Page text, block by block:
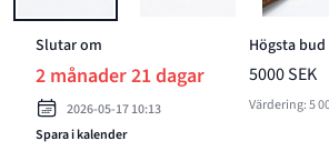
Slutar om
2 månader 21 dagar
2026-05-17 10:13
Spara i kalender
Högsta bud
5000 SEK